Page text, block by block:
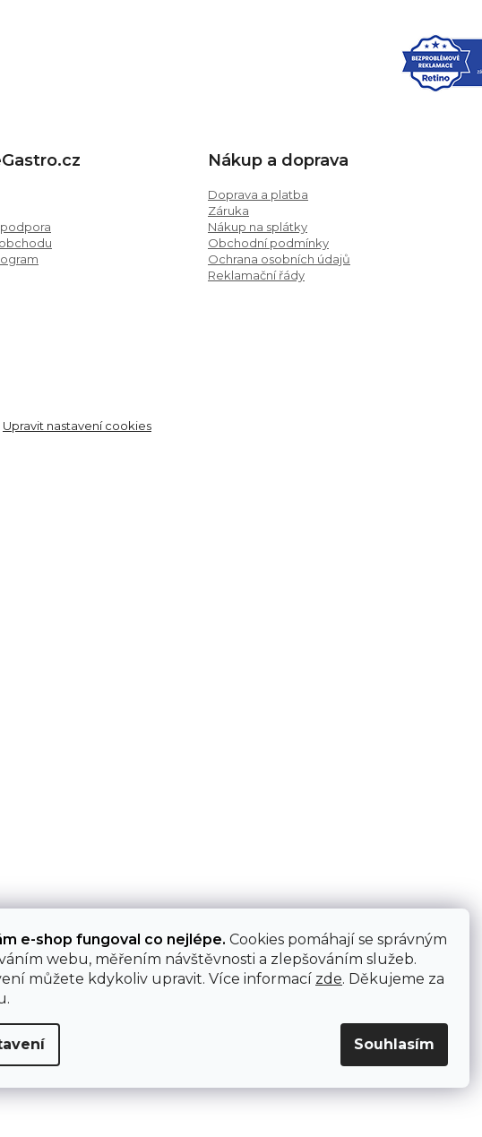
e-shop fungoval co nejlépe. Cookies pomáhají se správným
webu, měřením návštěvnosti a zlepšováním služeb.
můžete kdykoliv upravit. Více informací zde. Děkujeme za
Souhlasím
Nákup a doprava
Doprava a platba
Záruka
Nákup na splátky
Obchodní podmínky
Ochrana osobních údajů
Reklamační řády
Upravit nastavení cookies